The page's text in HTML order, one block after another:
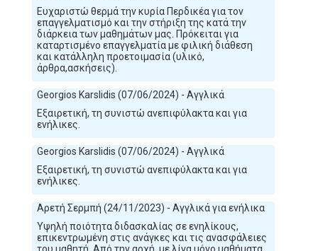
Ευχαριστώ θερμά την κυρία Περδικέα για τον
επαγγελματισμό και την στήριξη της κατά την
διάρκεια των μαθημάτων μας. Πρόκειται για
καταρτισμένο επαγγελματία με φιλική διάθεση
και κατάλληλη προετοιμασία (υλικό,
άρθρα,ασκήσεις).
Georgios Karslidis (07/06/2024) - Αγγλικά
Εξαιρετική, τη συνιστώ ανεπιφύλακτα και για
ενήλικες.
Georgios Karslidis (07/06/2024) - Αγγλικά
Εξαιρετική, τη συνιστώ ανεπιφύλακτα και για
ενήλικες.
Αρετή Σερμπή (24/11/2023) - Αγγλικά για ενήλικα
Υψηλή ποιότητα διδασκαλίας σε ενηλίκους,
επικεντρωμένη στις ανάγκες και τις ανασφάλειες